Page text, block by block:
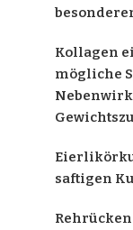
Kollagen
mögliche
saftigen
Rehrücken